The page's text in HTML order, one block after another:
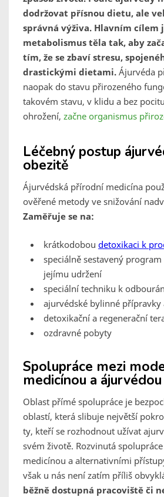
dodržovat přísnou dietu, ale
správná výživa. Hlavním cílem
metabolismus těla tak, aby
tím, že se zbaví stresu,
drastickými dietami. Ájurvéda
naopak do stavu přirozeného
takovém stavu, v klidu a bez
ohrožení, začne organismus
Léčebný postup
obezitě
Ájurvédská přírodní medicína
ověřené metody ve snižování
Zaměřuje se na:
krátkodobou detoxikaci k
speciálně sestavený
jejímu udržení
speciální techniku k
ajurvédské bylinné
detoxikační a regenerační
ozdravné pobyty
Spolupráce mezi
medicínou a
Oblast přímé spolupráce je
oblastí, která slibuje největší
ty, kteří se rozhodnout užívat
svém životě. Rozvinutá
medicínou a alternativními
však u nás není zatím příliš
běžně dostupná pracoviště či